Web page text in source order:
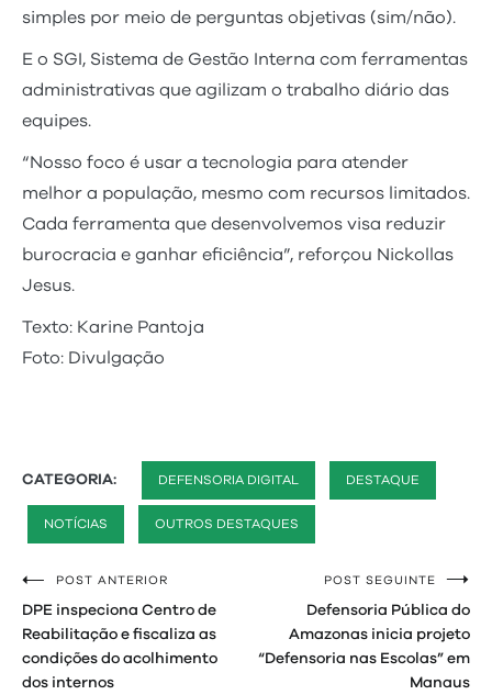
simples por meio de perguntas objetivas (sim/não).
E o SGI, Sistema de Gestão Interna com ferramentas
administrativas que agilizam o trabalho diário das
equipes.
“Nosso foco é usar a tecnologia para atender
melhor a população, mesmo com recursos limitados.
Cada ferramenta que desenvolvemos visa reduzir
burocracia e ganhar eficiência”, reforçou Nickollas
Jesus.
Texto: Karine Pantoja
Foto: Divulgação
CATEGORIA: DEFENSORIA DIGITAL DESTAQUE
NOTÍCIAS OUTROS DESTAQUES
Navegação
de
Post
POST ANTERIOR
DPE inspeciona Centro de
Reabilitação e fiscaliza as
condições do acolhimento
dos internos
POST SEGUINTE
Defensoria Pública do
Amazonas inicia projeto
“Defensoria nas Escolas” em
Manaus